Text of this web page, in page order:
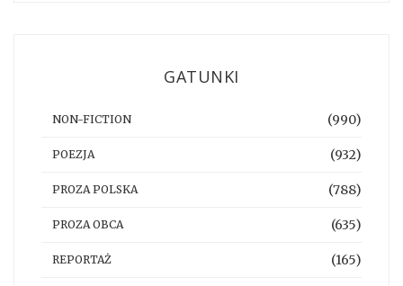
GATUNKI
NON-FICTION (990)
POEZJA (932)
PROZA POLSKA (788)
PROZA OBCA (635)
REPORTAŻ (165)